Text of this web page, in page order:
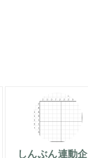
しんぶん連動企